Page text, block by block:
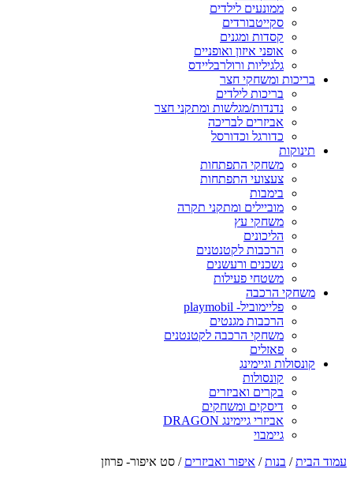
ממונעים לילדים
סקייטבורדים
קסדות ומגנים
אופני איזון ואופניים
גלגיליות ורולרבליידס
בריכות ומשחקי חצר
בריכות לילדים
נדנדות/מגלשות ומתקני חצר
אביזרים לבריכה
כדורגל וכדורסל
תינוקות
משחקי התפתחות
צעצועי התפתחות
בימבות
מוביילים ומתקני תקרה
משחקי עץ
הליכונים
הרכבות לקטנטנים
נשכנים ורעשנים
משטחי פעילות
משחקי הרכבה
פליימוביל- playmobil
הרכבות מגנטים
משחקי הרכבה לקטנטנים
פאזלים
קונסולות וגיימינג
קונסולות
בקרים ואביזרים
דיסקים ומשחקים
אביזרי גיימינג DRAGON
גיימבוי
עמוד הבית/ בנות/ איפור ואביזרים / סט איפור- פרוזן